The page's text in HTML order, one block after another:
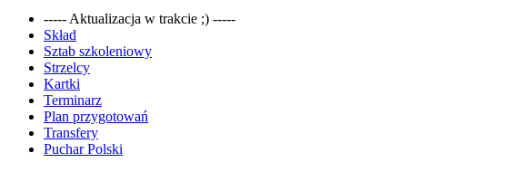
----- Aktualizacja w trakcie ;) -----
Skład
Sztab szkoleniowy
Strzelcy
Kartki
Terminarz
Plan przygotowań
Transfery
Puchar Polski